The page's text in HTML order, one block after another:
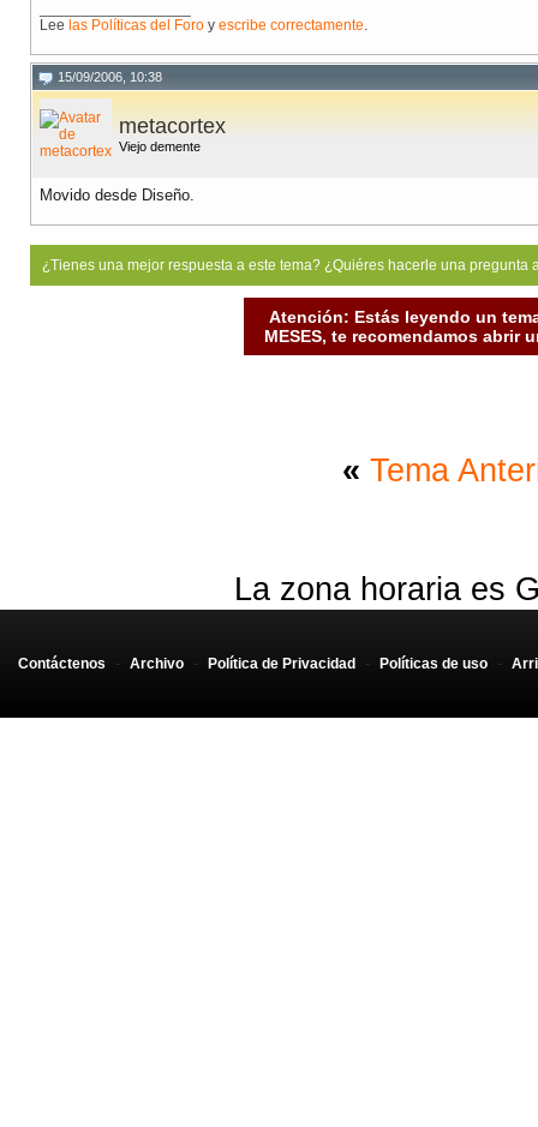
Lee las Políticas del Foro y escribe correctamente.
15/09/2006, 10:38
metacortex
Viejo demente
Movido desde Diseño.
¿Tienes una mejor respuesta a este tema? ¿Quiéres hacerle una
Atención: Estás leyendo un
MESES, te recomendamos abrir
« Tema
La zona horaria es
Contáctenos - Archivo - Política de Privacidad - Políticas de uso -